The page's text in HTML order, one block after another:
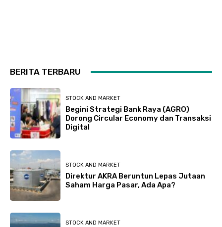
BERITA TERBARU
STOCK AND MARKET
Begini Strategi Bank Raya (AGRO)
Dorong Circular Economy dan Transaksi
Digital
STOCK AND MARKET
Direktur AKRA Beruntun Lepas Jutaan
Saham Harga Pasar, Ada Apa?
STOCK AND MARKET